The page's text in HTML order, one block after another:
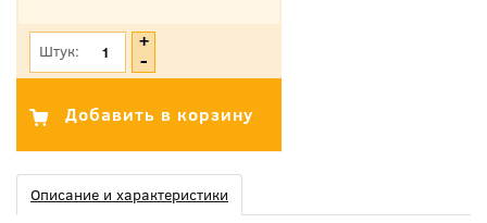
Штук:
Описание и характеристики